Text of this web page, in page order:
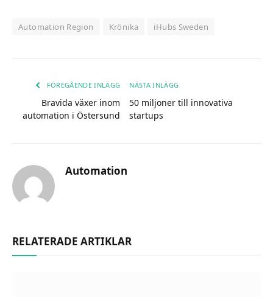
Automation Region Krönika iHubs Sweden
FÖREGÅENDE INLÄGG
Bravida växer inom
automation i Östersund
NÄSTA INLÄGG
50 miljoner till innovativa
startups
Automation
RELATERADE ARTIKLAR